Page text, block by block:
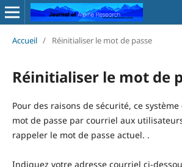
Accueil / Réinitialiser le mot de passe
Réinitialiser le mot de
Pour des raisons de sécurité, ce
mot de passe par courriel aux
rappeler le mot de passe actuel. .
Indiquez votre adresse courriel ci-